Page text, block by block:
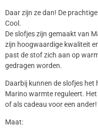
Daar zijn ze dan! De
Cool.
De slofjes zijn gemaakt van
zijn hoogwaardige kwaliteit
past de stof zich aan op
gedragen worden.
Daarbij kunnen de slofjes
Marino warmte reguleert.
of als cadeau voor een ander!
Maat: